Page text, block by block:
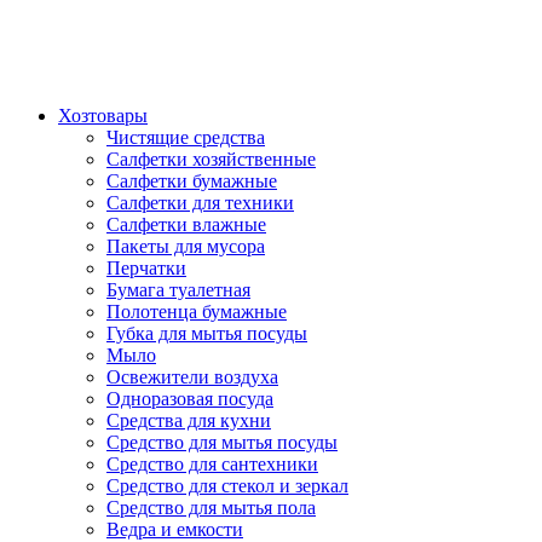
Хозтовары
Чистящие средства
Салфетки хозяйственные
Салфетки бумажные
Салфетки для техники
Салфетки влажные
Пакеты для мусора
Перчатки
Бумага туалетная
Полотенца бумажные
Губка для мытья посуды
Мыло
Освежители воздуха
Одноразовая посуда
Средства для кухни
Средство для мытья посуды
Средство для сантехники
Средство для стекол и зеркал
Средство для мытья пола
Ведра и емкости